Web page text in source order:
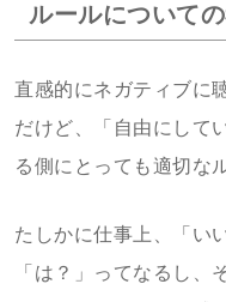
ルールについて
直感的にネガティブに
だけど、「自由にして
る側にとっても適切な
たしかに仕事上、「い
「は？」ってなるし、